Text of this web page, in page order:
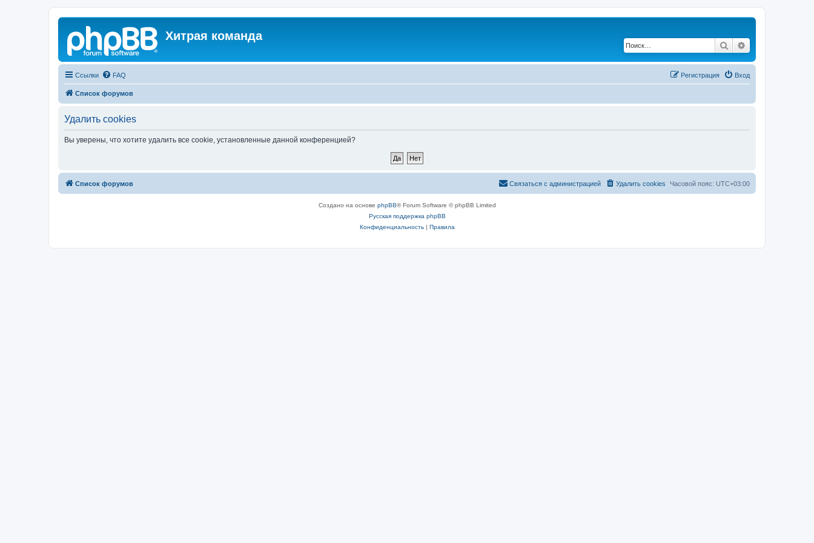
Хитрая команда
Поиск
Ссылки FAQ Вход
Регистрация
Список форумов
Удалить cookies
Вы уверены, что хотите удалить все cookie, установленные данной конференцией?
Список форумов Часовой пояс: UTC+03:00
Удалить cookies
Связаться с администрацией
Создано на основе phpBB® Forum Software © phpBB Limited
Русская поддержка phpBB
Конфиденциальность| Правила